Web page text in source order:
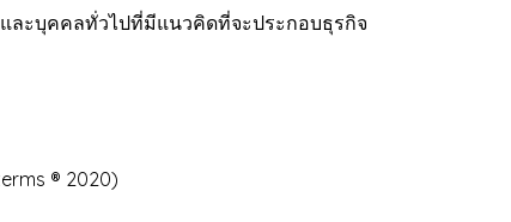
บุคคลทั่วไปที่มีแนวคิดที่จะประกอบธุรกิจ
® 2020)